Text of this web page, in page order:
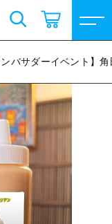
ンバサダーイベント】
田心乃花様 コラボ